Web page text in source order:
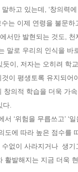
하고 있는데, ‘창의력
는 이제 연령을 불문
서만 발현되는 것도,
말로 우리의 인식을 바
듯이, 저자는 오히려
이 평생토록 유지되어
창의적 학습을 더욱
.
‘위험을 무릅쓰고’ ‘
에 따라 높은 점수를
없이 사라지거나  생
활발해지는 지금 더욱